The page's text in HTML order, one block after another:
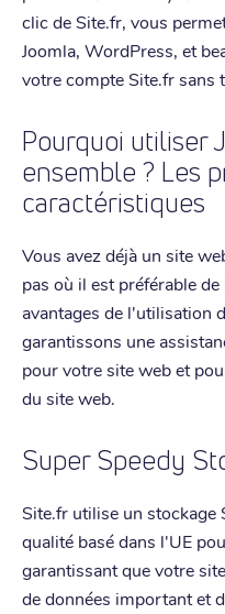
clic de Site.fr, vous
Joomla, WordPress, et
votre compte Site.fr sans
Pourquoi utiliser
ensemble ? Les
caractéristiques
Vous avez déjà un site
pas où il est préférable
avantages de l'utilisation
garantissons une
pour votre site web et
du site web.
Super Speedy
Site.fr utilise un stockage
qualité basé dans l'UE
garantissant que votre
de données important et